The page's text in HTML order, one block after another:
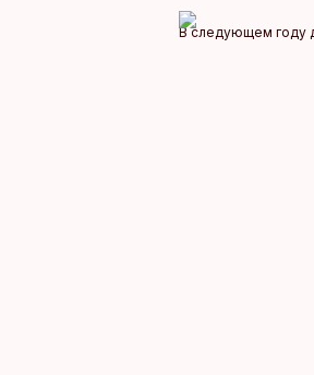
В следующем году